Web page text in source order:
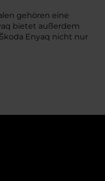
gehören eine
bietet außerdem
Enyaq nicht nur